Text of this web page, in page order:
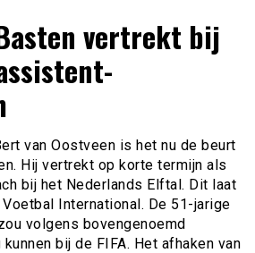
RSSvertrekt bij
van Oostveen is het nu de beurt
Hij vertrekt op korte termijn als
bij het Nederlands Elftal. Dit laat
International. De 51-jarige
volgens bovengenoemd
bij de FIFA. Het afhaken van